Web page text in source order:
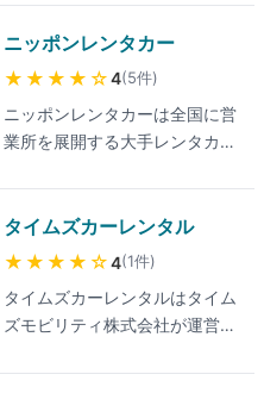
ワークで、空港店・駅前店も充
実。乗り捨て(ワンウェイ)や免
責補償、ETC車載器レンタルな
どオプションも幅広く選べま
式サイトでご確認ください。
ーサービスです。会員登録から
予約・乗車・返却までアプリだ
けで完結し、24時間365日対応
ランは時間単位の明朗会計で、
店舗カウンターでの手続き不要
ご確認ください。対応エリアは
まだ全国網羅には至っておら
られるため、利用予定エリアと
希望車種の在庫を事前に公式サ
ニッポンレンタカー
★★★★ ☆4(5件)
ニッポンレンタカーは全国に営
業所を展開する大手レンタカー
にもカウンターを設置し、出
張・旅行・帰省など幅広いシー
ンで利用できます。軽自動車か
トラック・バスまで車種が豊富
で、乗り捨て(ワンウェイ)にも
タイムズカーレンタル
★★★★ ☆4(1件)
タイムズカーレンタルはタイム
ズモビリティ株式会社が運営す
す。主要駅や空港の近くを中心